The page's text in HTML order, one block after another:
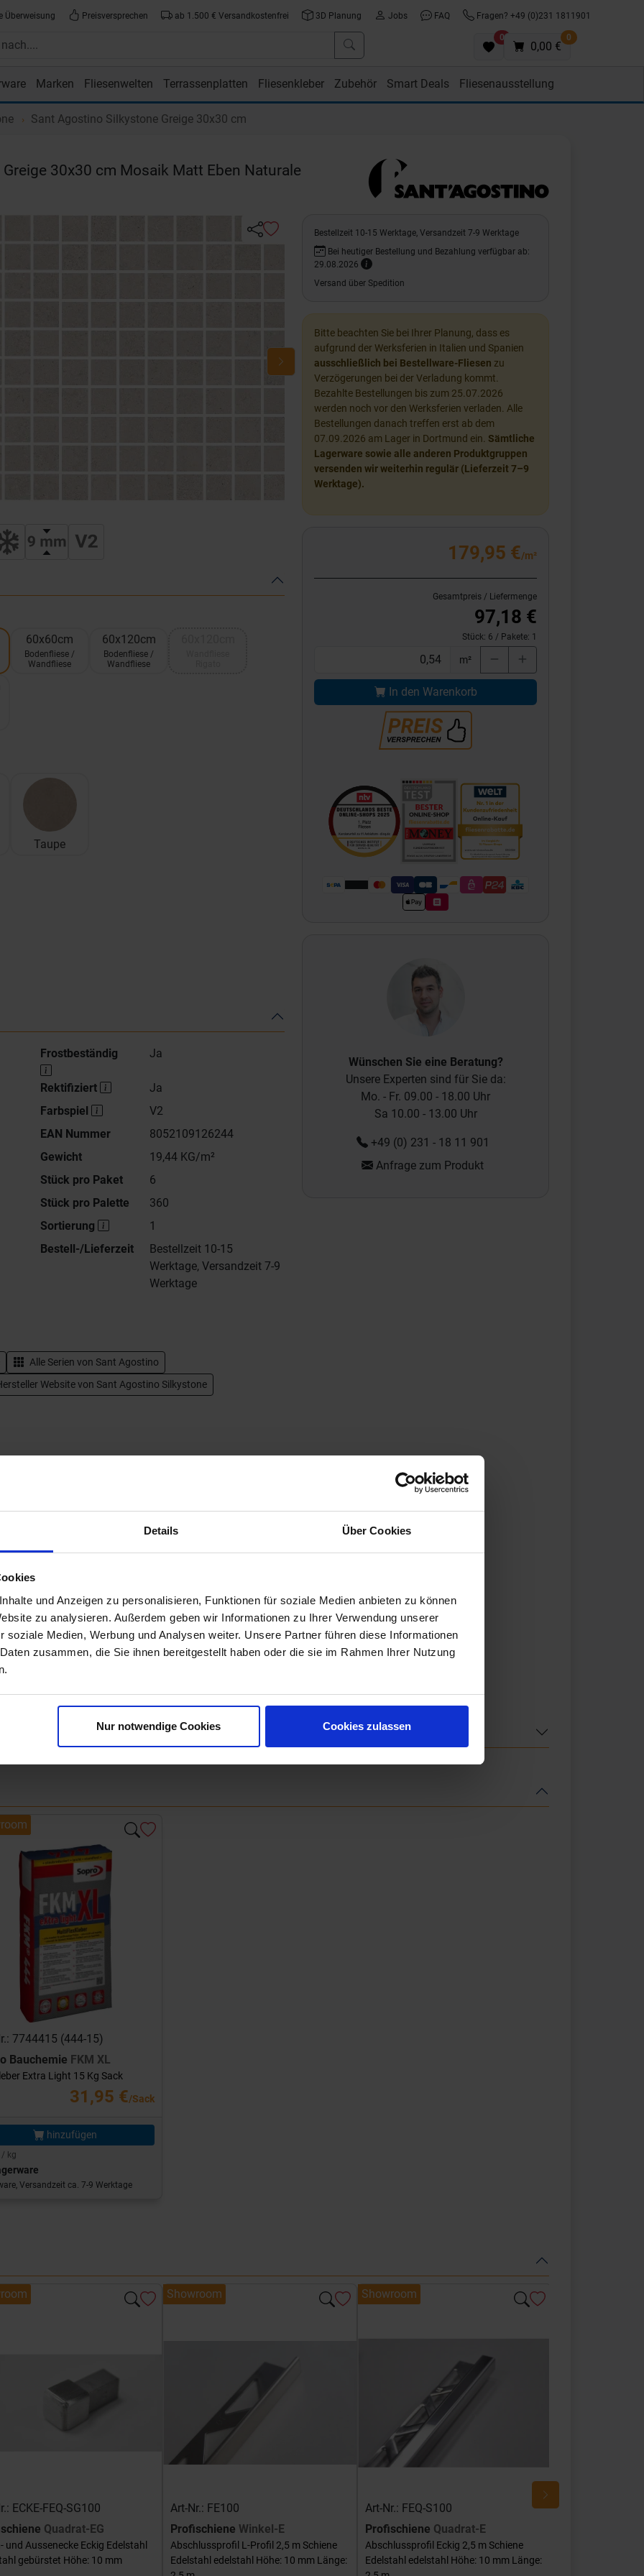
Details Über Cookies
und Anzeigen zu personalisieren, Funktionen für soziale Medien anbieten zu können
zu analysieren. Außerdem geben wir Informationen zu Ihrer Verwendung unserer
soziale Medien, Werbung und Analysen weiter. Unsere Partner führen diese Informationen
zusammen, die Sie ihnen bereitgestellt haben oder die sie im Rahmen Ihrer Nutzung
Nur notwendige Cookies Cookies zulassen
Überweisung Preisversprechen ab 1.500 € Versandkostenfrei 3D Planung Jobs FAQ Fragen? +49 (0)231 1811901
0 0
0,00 €
Marken Fliesenwelten Terrassenplatten Fliesenkleber Zubehör Smart Deals Fliesenausstellung
Sant Agostino Silkystone Greige 30x30 cm
Greige 30x30 cm Mosaik Matt Eben Naturale
60x60cm
Bodenfliese /
Wandfliese
60x120cm
Bodenfliese /
Wandfliese
Taupe
Frostbeständig Ja
Rektifiziert
Ja
Farbspiel
V2
EAN Nummer
8052109126244
Gewicht
19,44 KG/m²
Stück pro Paket
6
Stück pro Palette
360
Sortierung
1
Bestell-/Lieferzeit
Bestellzeit 10-15
Werktage, Versandzeit 7-9
Werktage
Alle Serien von Sant Agostino
Website von Sant Agostino Silkystone
Bestellzeit 10-15 Werktage, Versandzeit 7-9 Werktage
Bei heutiger Bestellung und Bezahlung verfügbar ab:
29.08.2026
Versand über Spedition
Bitte beachten Sie bei Ihrer Planung, dass es
aufgrund der Werksferien in Italien und Spanien
ausschließlich bei Bestellware-Fliesen zu
Verzögerungen bei der Verladung kommt.
Bezahlte Bestellungen bis zum 25.07.2026
werden noch vor den Werksferien verladen. Alle
Bestellungen danach treffen erst ab dem
07.09.2026 am Lager in Dortmund ein. Sämtliche
Lagerware sowie alle anderen Produktgruppen
versenden wir weiterhin regulär (Lieferzeit 7–9
Werktage).
179,95 €/m²
Gesamtpreis / Liefermenge
97,18 €
Stück: 6 / Pakete: 1
m²
In den Warenkorb
Wünschen Sie eine Beratung?
Unsere Experten sind für Sie da:
Mo. - Fr. 09.00 - 18.00 Uhr
Sa 10.00 - 13.00 Uhr
+49 (0) 231 - 18 11 901
Anfrage zum Produkt
Next
7744415 (444-15)
Bauchemie FKM XL
Extra Light 15 Kg Sack
31,95 €/Sack
hinzufügen
/ kg
Versandzeit ca. 7-9 Werktage
ECKE-FEQ-SG100
Quadrat-EG
und Aussenecke Eckig Edelstahl
gebürstet Höhe: 10 mm
Showroom
Art-Nr.: FE100
Profischiene Winkel-E
Abschlussprofil L-Profil 2,5 m Schiene
Edelstahl edelstahl Höhe: 10 mm Länge:
Showroom
Art-Nr.: FEQ-S100
Profischiene Quadrat-E
Abschlussprofil Eckig 2,5 m Schiene
Edelstahl edelstahl Höhe: 10 mm Länge: